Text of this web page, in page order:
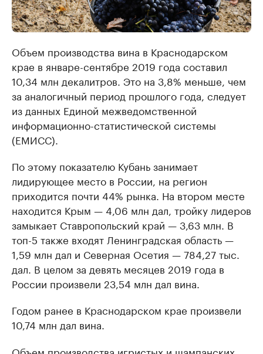
Объем производства вина в Краснодарском
крае в январе-сентябре 2019 года составил
10,34 млн декалитров. Это на 3,8% меньше, чем
за аналогичный период прошлого года, следует
из данных Единой межведомственной
информационно-статистической системы
(ЕМИСС).
По этому показателю Кубань занимает
лидирующее место в России, на регион
приходится почти 44% рынка. На втором месте
находится Крым — 4,06 млн дал, тройку лидеров
замыкает Ставропольский край — 3,63 млн. В
топ-5 также входят Ленинградская область —
1,59 млн дал и Северная Осетия — 784,27 тыс.
дал. В целом за девять месяцев 2019 года в
России произвели 23,54 млн дал вина.
Годом ранее в Краснодарском крае произвели
10,74 млн дал вина.